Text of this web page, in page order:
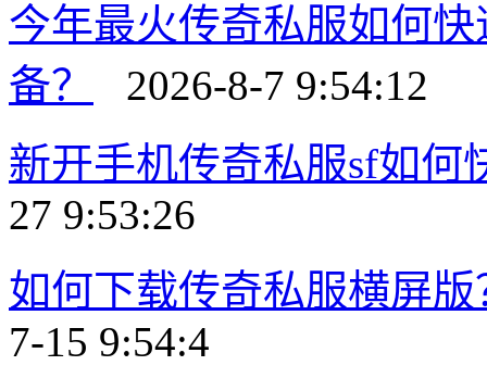
今年最火传奇私服如何
备？
2026-8-7 9:54:12
新开手机传奇私服sf如何
27 9:53:26
如何下载传奇私服横屏
7-15 9:54:4